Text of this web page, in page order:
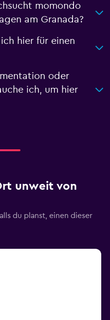
momondo
am Granada?
hier für einen
oder
ich, um hier
unweit von
du planst, einen dieser